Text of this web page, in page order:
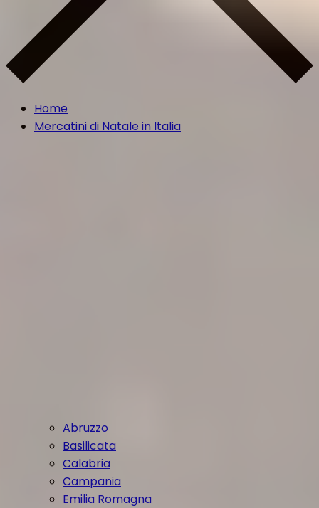
Home
Mercatini di Natale in Italia
Abruzzo
Basilicata
Calabria
Campania
Emilia Romagna